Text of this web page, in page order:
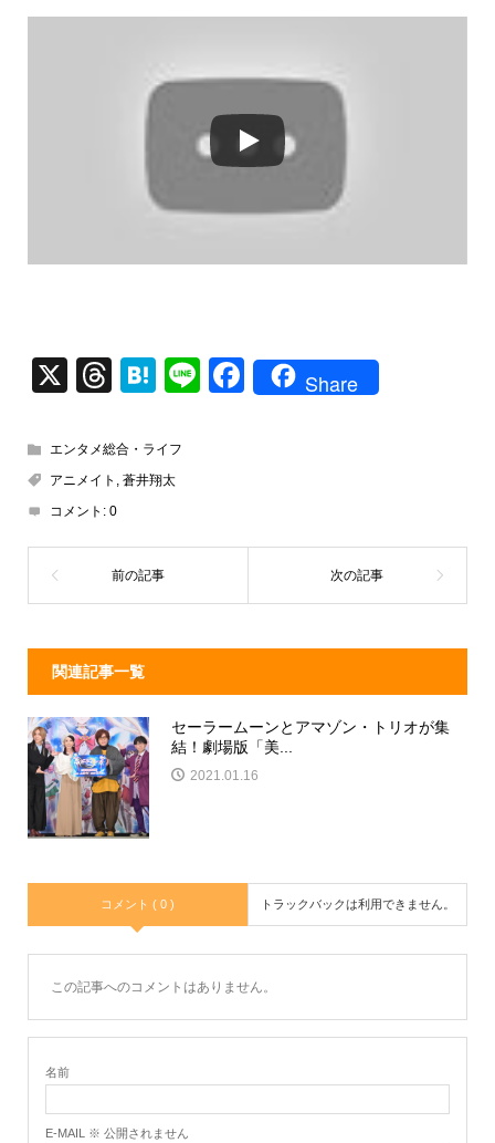
X
T
e
a
d
s
H
e
n
Li
F
o
Share
エンタメ総合・ライフ
アニメイト , 蒼井翔太
コメント: 0
関連記事一覧
セーラームーンとアマゾン・トリオが集
結！劇場版「美...
2021.01.16
コメント ( 0 ) トラックバックは利用できません。
この記事へのコメントはありません。
名前
E-MAIL ※ 公開されません